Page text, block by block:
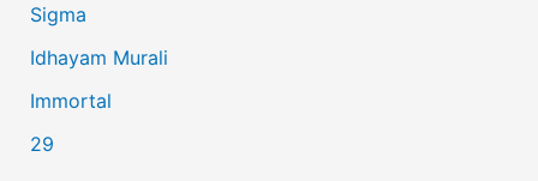
Sigma
Idhayam Murali
Immortal
29